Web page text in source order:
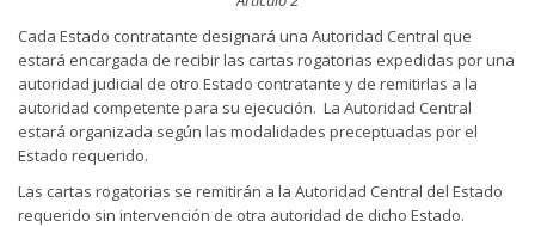
Cada Estado contratante designará una Autoridad Central que
estará encargada de recibir las cartas rogatorias expedidas por una
autoridad judicial de otro Estado contratante y de remitirlas a la
autoridad competente para su ejecución. La Autoridad Central
estará organizada según las modalidades preceptuadas por el
Estado requerido.
Las cartas rogatorias se remitirán a la Autoridad Central del Estado
requerido sin intervención de otra autoridad de dicho Estado.